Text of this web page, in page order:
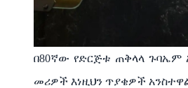
በ80ኛው የድርጅቱ ጠቅላላ
መሪዎች እነዚህን ጥያቄዎች